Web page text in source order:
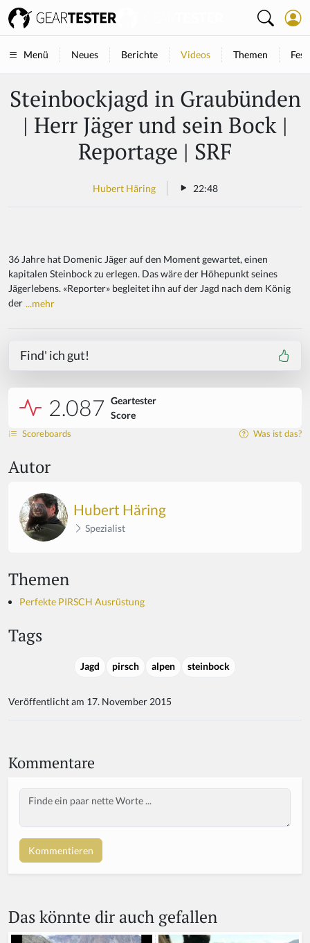
Menü Neues Berichte Videos Themen
Steinbockjagd in Graubünden
| Herr Jäger und sein Bock |
Reportage | SRF
Hubert Häring 22:48
36 Jahre hat Domenic Jäger auf den Moment gewartet, einen
kapitalen Steinbock zu erlegen. Das wäre der Höhepunkt seines
Jägerlebens. «Reporter» begleitet ihn auf der Jagd nach dem König
der ...mehr
Find' ich gut!
2.087 Geartester
Score
Scoreboards Was ist das?
Autor
Hubert Häring
Spezialist
Themen
Perfekte PIRSCH Ausrüstung
Tags
Jagd pirsch alpen steinbock
Veröffentlicht am 17. November 2015
Kommentare
Body
Das könnte dir auch gefallen